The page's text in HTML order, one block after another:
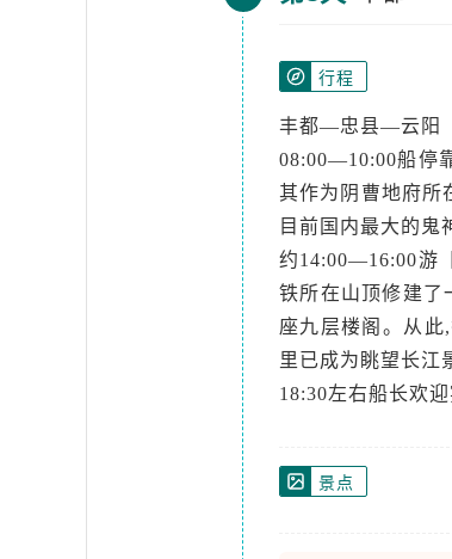
行程
丰都—忠县—云阳
08:00—10:00船停
其作为阴曹地府所
目前国内最大的鬼
约14:00—16:00游
铁所在山顶修建了
座九层楼阁。从
里已成为眺望长江
18:30左右船长欢
景点